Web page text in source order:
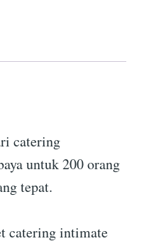
catering
untuk 200 orang
tepat.
catering intimate